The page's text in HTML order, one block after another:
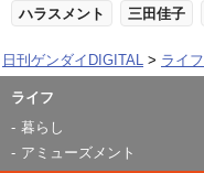
ハラスメント 三田佳子
日刊ゲンダイDIGITAL ライフ
ライフ
暮らし
アミューズメント